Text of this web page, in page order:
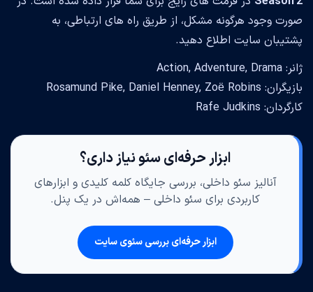
صورت وجود هرگونه مشکل، از طریق راه های ارتباطی، به
پشتیبان سایت اطلاع دهید.
ژانر: Action, Adventure, Drama
بازیگران: Rosamund Pike, Daniel Henney, Zoë Robins
کارگردان: Rafe Judkins
ابزار حرفه‌ای سئو نیاز داری؟
آنالیز سئو داخلی، بررسی جایگاه کلمه کلیدی و ابزارهای
کاربردی برای سئو داخلی – همه‌اش در یک پنل.
ابزار حرفه‌ای بررسی سئوی سایت